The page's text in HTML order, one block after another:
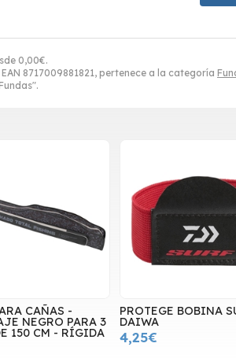
0,00€.
8717009881821, pertenece a la categoría
CAÑAS -
NEGRO PARA 3
150 CM - RÍGIDA
PROTEGE BOBINA
DAIWA
4,25€